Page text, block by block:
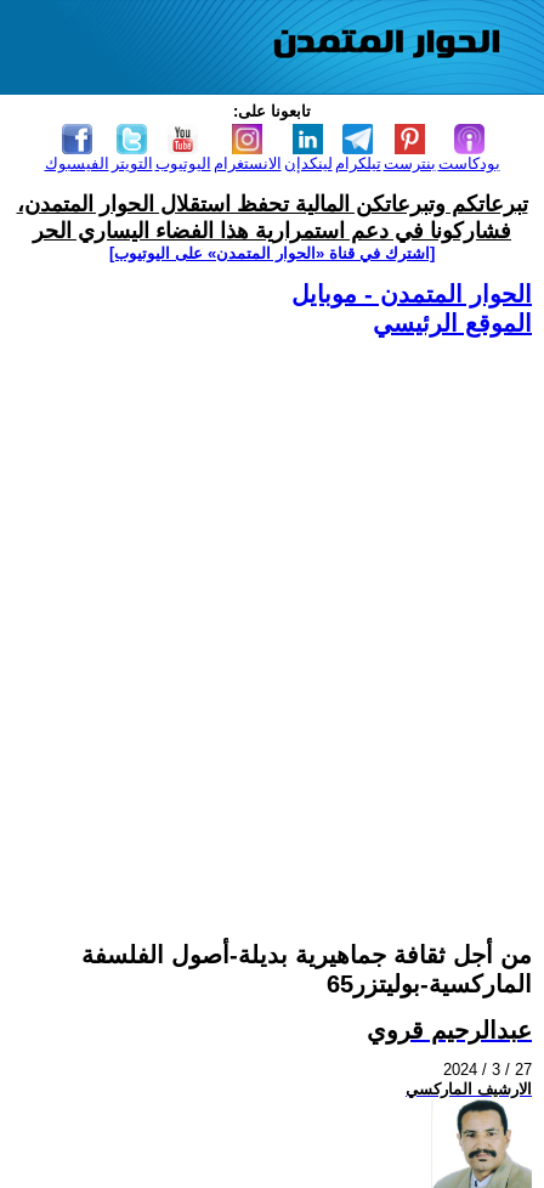
تابعونا على:
الفيسبوك التويتر اليوتيوب الانستغرام لينكدإن تيلكرامبنترست بودكاست
تبرعاتكم وتبرعاتكن المالية تحفظ استقلال الحوار المتمدن،
فشاركونا في دعم استمرارية هذا الفضاء اليساري الحر
[اشترك في قناة ‫«الحوار المتمدن» على اليوتيوب]
الحوار المتمدن - موبايل
الموقع الرئيسي
من أجل ثقافة جماهيرية بديلة-أصول الفلسفة
الماركسية-بوليتزر65
عبدالرحيم قروي
2024 / 3 / 27
الارشيف الماركسي